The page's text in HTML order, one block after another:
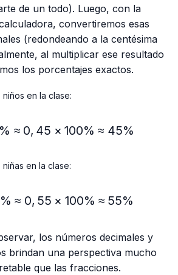
de un todo). Luego, con la
convertiremos esas
(redondeando a la centésima
al multiplicar ese resultado
los porcentajes exactos.
en la clase:
\frac{37}{83} × 100\%≈
≈ 0, 45 × 100% ≈ 45%
en la clase:
\frac{46}{83} × 100\%
≈ 0, 55 × 100% ≈ 55%
los números decimales y
brindan una perspectiva mucho
que las fracciones.